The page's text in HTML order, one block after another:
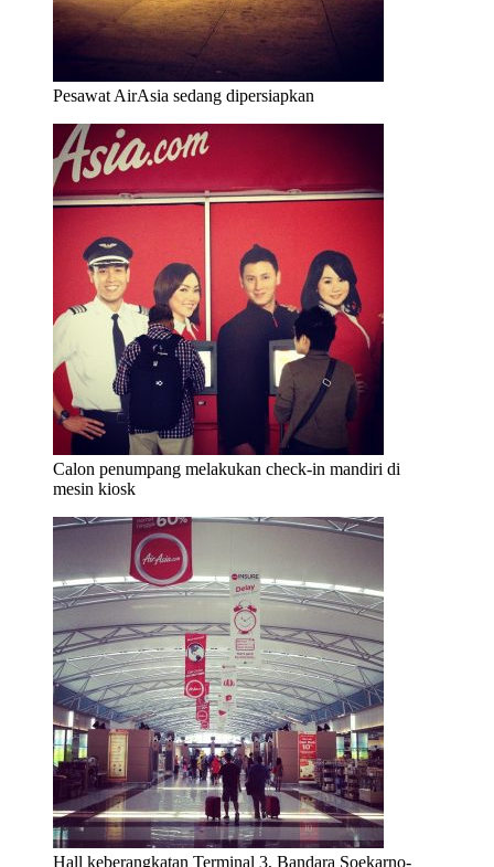
Pesawat AirAsia sedang dipersiapkan
Calon penumpang melakukan check-in mandiri di
mesin kiosk
Hall keberangkatan Terminal 3, Bandara Soekarno-